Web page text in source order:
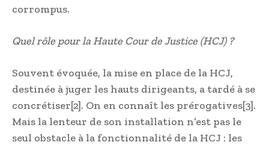
corrompus.
Quel rôle pour la Haute Cour de Justice (HCJ) ?
Souvent évoquée, la mise en place de la HCJ,
destinée à juger les hauts dirigeants, a tardé à se
concrétiser[2]. On en connaît les prérogatives[3].
Mais la lenteur de son installation n’est pas le
seul obstacle à la fonctionnalité de la HCJ : les